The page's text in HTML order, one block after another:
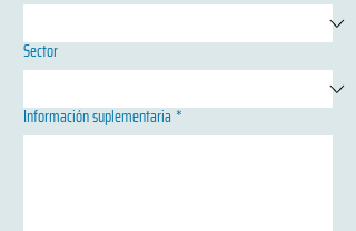
Sector
Información suplementaria*